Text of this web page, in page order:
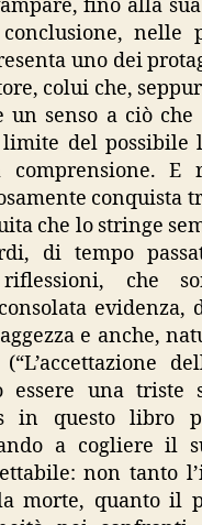
fino alla
nelle
uno dei
colui che,
un senso a ciò che
del possibile
comprensione. E
conquista
che lo stringe
di tempo
che
evidenza,
e anche,
una triste
in questo libro
a cogliere il
non tanto
morte, quanto il